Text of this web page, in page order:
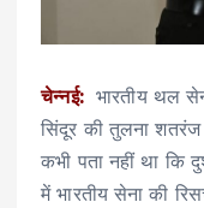
चेन्नई: भारतीय थल
सिंदूर की तुलना
कभी पता नहीं था कि
में भारतीय सेना की